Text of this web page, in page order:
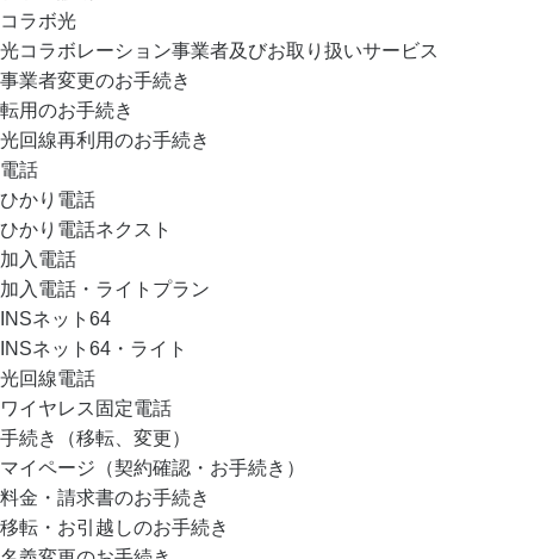
コラボ光
光コラボレーション事業者及びお取り扱いサービス
事業者変更のお手続き
転用のお手続き
光回線再利用のお手続き
電話
ひかり電話
ひかり電話ネクスト
加入電話
加入電話・ライトプラン
INSネット64
INSネット64・ライト
光回線電話
ワイヤレス固定電話
手続き（移転、変更）
マイページ（契約確認・お手続き）
料金・請求書のお手続き
移転・お引越しのお手続き